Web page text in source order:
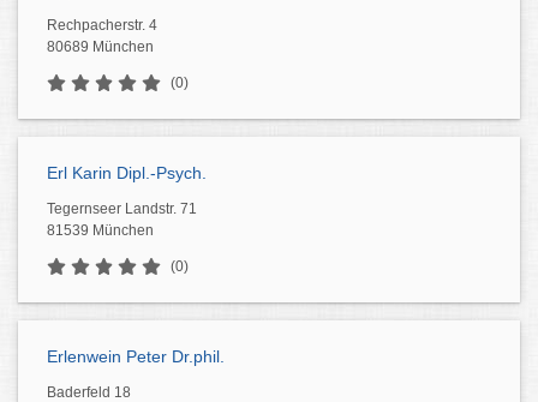
Rechpacherstr. 4
80689 München
(0)
Erl Karin Dipl.-Psych.
Tegernseer Landstr. 71
81539 München
(0)
Erlenwein Peter Dr.phil.
Baderfeld 18